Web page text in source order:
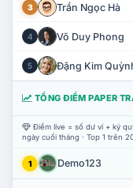
3 Trần Ngọc Hà
4 Võ Duy Phong
5 Đặng Kim
TỔNG ĐIỂM PAPER
Điểm live = số dư ví + ký
ngày cuối tháng · Top 1 trên
1 Demo123